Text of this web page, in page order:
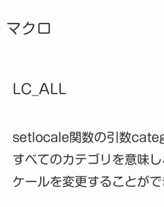
マクロ
LC_ALL
setlocale関数の引数
すべてのカテゴリを意味
ケールを変更することがで